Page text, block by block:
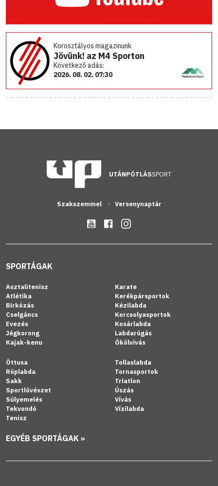
Korosztályos magazinunk
Jövünk! az M4 Sporton
Következő adás:
2026. 08. 02. 07:30
UTÁNPÓTLÁSSPORT
Szakszemmel Versenynaptár
SPORTÁGAK
Asztalitenisz
Atlétika
Birkózás
Cselgáncs
Evezés
Jégkorong
Kajak-kenu
Karate
Kerékpársportok
Kézilabda
Korcsolyasportok
Kosárlabda
Labdarúgás
Ökölvívás
Öttusa
Röplabda
Sakk
Sportlövészet
Súlyemelés
Tekvondó
Tenisz
Tollaslabda
Tornasportok
Triatlon
Úszás
Vívás
Vízilabda
EGYÉB SPORTÁGAK »